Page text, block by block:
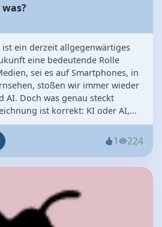
ein derzeit allgegenwärtiges
eine bedeutende Rolle
sei es auf Smartphones, in
stoßen wir immer wieder
AI. Doch was genau steckt
ist korrekt: KI oder AI,...
1 224